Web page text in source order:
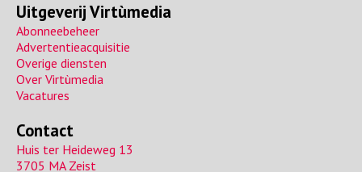
Uitgeverij Virtùmedia
Abonneebeheer
Advertentieacquisitie
Overige diensten
Over Virtùmedia
Vacatures
Contact
Huis ter Heideweg 13
3705 MA Zeist